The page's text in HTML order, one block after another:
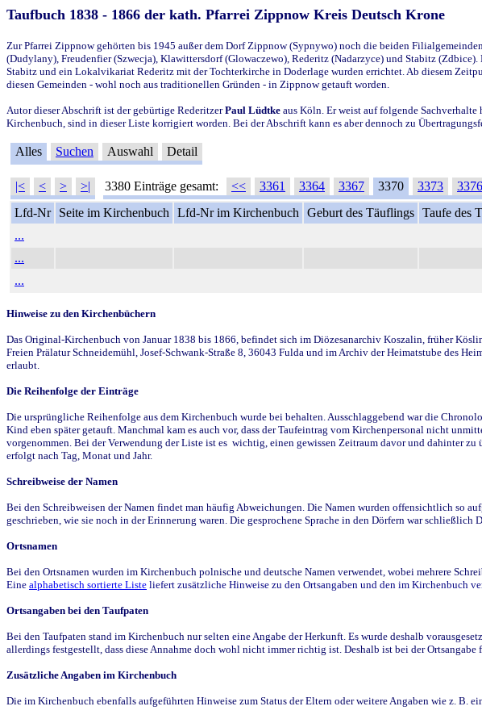
Taufbuch 1838 - 1866 der kath. Pfarrei Zippnow Kreis Deutsch Krone
Zur Pfarrei Zippnow gehörten bis 1945 außer dem Dorf Zippnow (Sypnywo) noch die beiden
(Dudylany), Freudenfier (Szwecja), Klawittersdorf (Glowaczewo), Rederitz (Nadarzyce) und Stabitz
Stabitz und ein Lokalvikariat Rederitz mit der Tochterkirche in Doderlage wurden errichtet. Ab diesem
diesen Gemeinden - wohl noch aus traditionellen Gründen - in Zippnow getauft worden.
Autor dieser Abschrift ist der gebürtige RederitzerPaul Lüdtke aus Köln. Er weist auf folgende
Kirchenbuch, sind in dieser Liste korrigiert worden. Bei der Abschrift kann es aber dennoch zu
Alles Suchen Auswahl Detail
|< < > >| 3380 Einträge gesamt: << 3361 3364 3367 3370 3373 3376
Lfd-Nr
Seite im Kirchenbuch Lfd-Nr im Kirchenbuch Geburt des Täuflings Taufe des
...
...
...
Hinweise zu den Kirchenbüchern
Das Original-Kirchenbuch von Januar 1838 bis 1866, befindet sich im Diözesanarchiv Koszalin, früher
Freien Prälatur Schneidemühl, Josef-Schwank-Straße 8, 36043 Fulda und im Archiv der Heimatstube des
erlaubt.
Die Reihenfolge der Einträge
Die ursprüngliche Reihenfolge aus dem Kirchenbuch wurde bei behalten. Ausschlaggebend war die
Kind eben später getauft. Manchmal kam es auch vor, dass der Taufeintrag vom Kirchenpersonal nicht
vorgenommen. Bei der Verwendung der Liste ist es wichtig, einen gewissen Zeitraum davor und dahinter
erfolgt nach Tag, Monat und Jahr.
Schreibweise der Namen
Bei den Schreibweisen der Namen findet man häufig Abweichungen. Die Namen wurden offensichtlich so
geschrieben, wie sie noch in der Erinnerung waren. Die gesprochene Sprache in den Dörfern war
Ortsnamen
Bei den Ortsnamen wurden im Kirchenbuch polnische und deutsche Namen verwendet, wobei mehrere
Eine alphabetisch sortierte Liste liefert zusätzliche Hinweise zu den Ortsangaben und den im Kirchenbuch
Ortsangaben bei den Taufpaten
Bei den Taufpaten stand im Kirchenbuch nur selten eine Angabe der Herkunft. Es wurde deshalb
allerdings festgestellt, dass diese Annahme doch wohl nicht immer richtig ist. Deshalb ist bei der
Zusätzliche Angaben im Kirchenbuch
Die im Kirchenbuch ebenfalls aufgeführten Hinweise zum Status der Eltern oder weitere Angaben wie z. B.